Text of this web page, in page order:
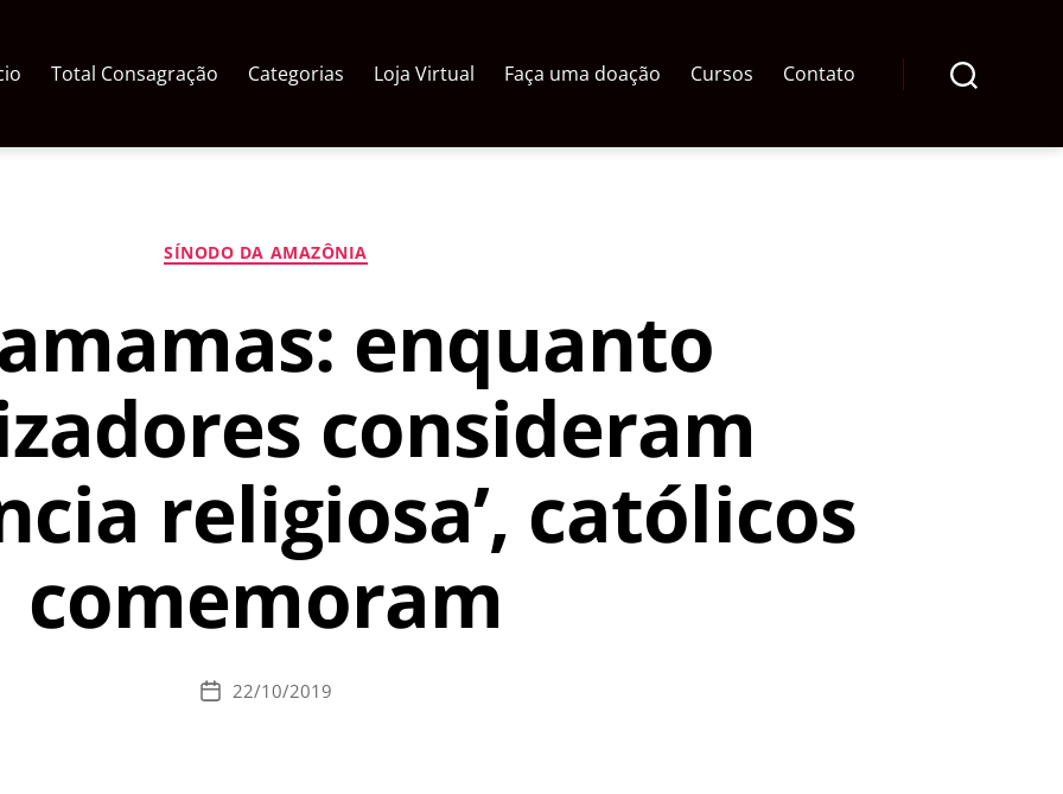
Total Consagração Categorias Loja Virtual Faça uma doação Cursos Contato
Categorias
SÍNODO DA AMAZÔNIA
enquanto
consideram
religiosa’, católicos
comemoram
Data22/10/2019